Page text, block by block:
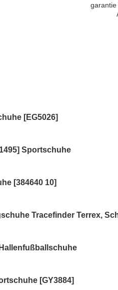
[EG5026]
Sportschuhe
[384640 10]
Tracefinder Terrex,
[GY3884]